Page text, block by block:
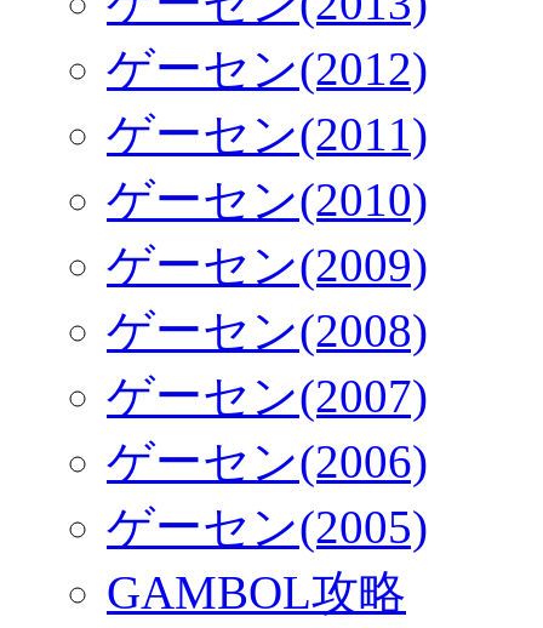
ゲーセン(2012)
ゲーセン(2011)
ゲーセン(2010)
ゲーセン(2009)
ゲーセン(2008)
ゲーセン(2007)
ゲーセン(2006)
ゲーセン(2005)
GAMBOL攻略